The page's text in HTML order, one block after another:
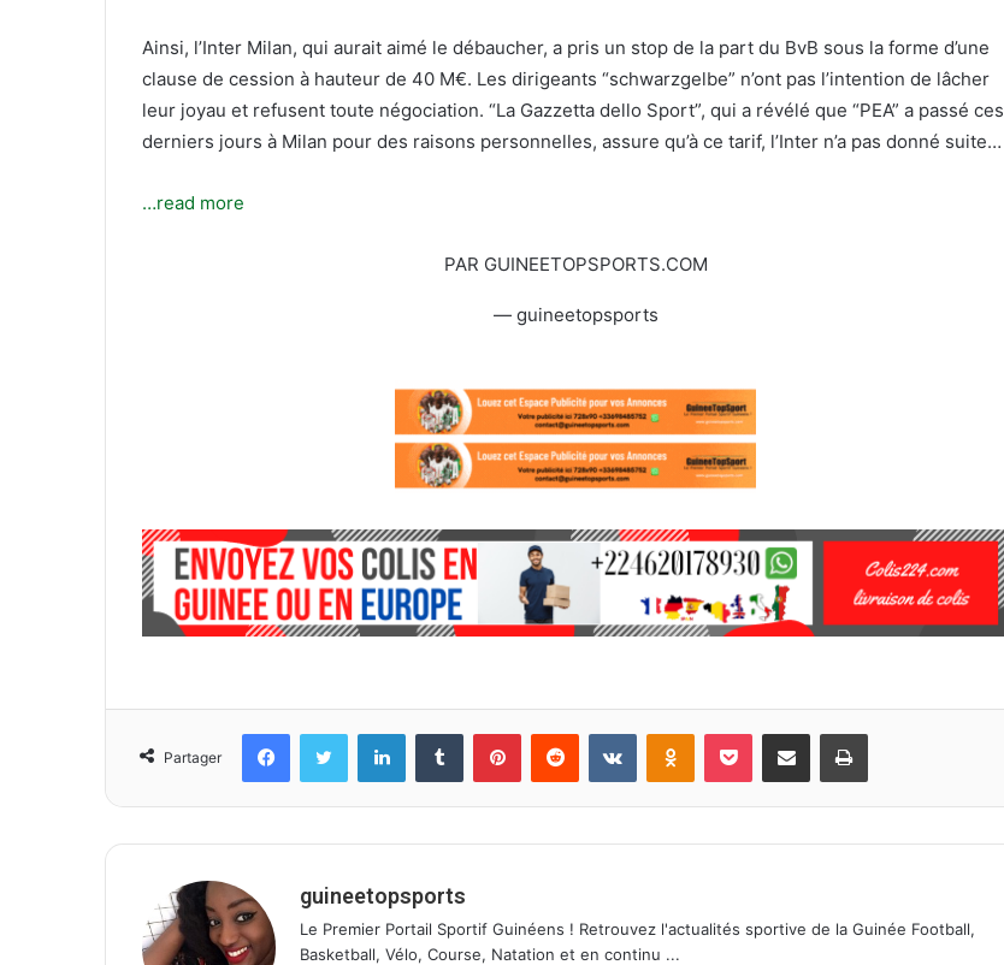
e
r
i
e
Ainsi, l’Inter Milan, qui aurait aimé le débaucher, a pris un stop de la part du BvB sous la forme d’une
clause de cession à hauteur de 40 M€. Les dirigeants “schwarzgelbe” n’ont pas l’intention de lâcher
leur joyau et refusent toute négociation. “La Gazzetta dello Sport”, qui a révélé que “PEA” a passé ces
derniers jours à Milan pour des raisons personnelles, assure qu’à ce tarif, l’Inter n’a pas donné suite…
…read more
PAR GUINEETOPSPORTS.COM
— guineetopsports
Partager
guineetopsports
Le Premier Portail Sportif Guinéens ! Retrouvez l'actualités sportive de la Guinée Football,
Basketball, Vélo, Course, Natation et en continu ...